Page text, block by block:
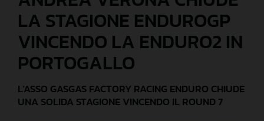
CONTATTI
LA STAGIONE ENDUROGP
VINCENDO LA ENDURO2 IN
PORTOGALLO
L’ASSO GASGAS FACTORY RACING ENDURO CHIUDE
UNA SOLIDA STAGIONE VINCENDO IL ROUND 7